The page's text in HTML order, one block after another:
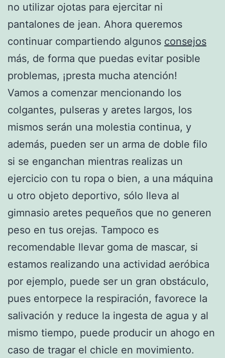
no utilizar ojotas para ejercitar ni
pantalones de jean. Ahora queremos
continuar compartiendo algunos consejos
más, de forma que puedas evitar posible
problemas, ¡presta mucha atención!
Vamos a comenzar mencionando los
colgantes, pulseras y aretes largos, los
mismos serán una molestia continua, y
además, pueden ser un arma de doble filo
si se enganchan mientras realizas un
ejercicio con tu ropa o bien, a una máquina
u otro objeto deportivo, sólo lleva al
gimnasio aretes pequeños que no generen
peso en tus orejas. Tampoco es
recomendable llevar goma de mascar, si
estamos realizando una actividad aeróbica
por ejemplo, puede ser un gran obstáculo,
pues entorpece la respiración, favorece la
salivación y reduce la ingesta de agua y al
mismo tiempo, puede producir un ahogo en
caso de tragar el chicle en movimiento.